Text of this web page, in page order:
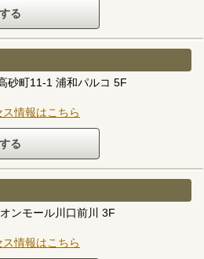
砂町11-1 浦和パルコ 5F
情報はこちら
ンモール川口前川 3F
情報はこちら